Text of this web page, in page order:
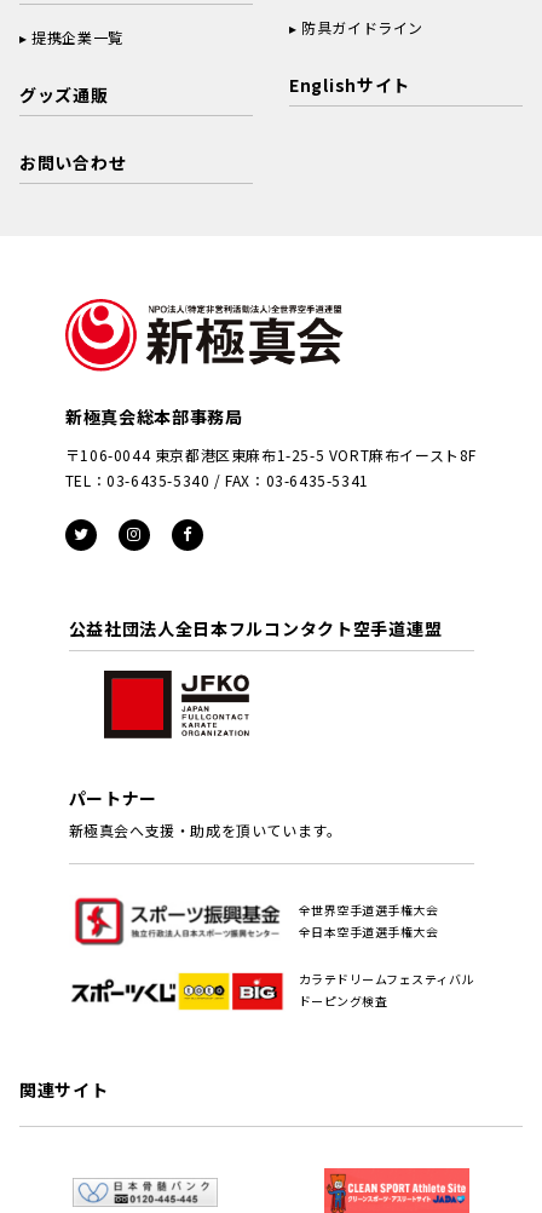
提携企業一覧
グッズ通販
お問い合わせ
防具ガイドライン
Englishサイト
新極真会総本部事務局
〒106-0044 東京都港区東麻布1-25-5 VORT麻布イースト8F
TEL：03-6435-5340 / FAX：03-6435-5341
公益社団法人全日本フルコンタクト空手道連盟
パートナー
新極真会へ支援・助成を頂いています。
全世界空手道選手権大会
全日本空手道選手権大会
カラテドリームフェスティバル
ドーピング検査
関連サイト